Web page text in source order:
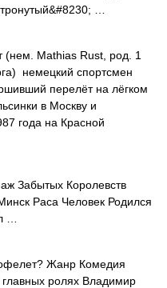
…
Mathias Rust, род. 1
немецкий спортсмен
перелёт на лёгком
в Москву и
года на Красной
Забытых Королевств
Раса Человек Родился
…
Жанр Комедия
ролях Владимир